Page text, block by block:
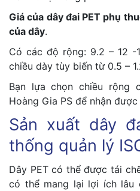
Giá của dây đai PET phụ
của dây.
Có các độ rộng: 9.2 – 12 -
chiều dày tùy biến từ 0.5 –
Bạn lựa chọn chiều rộng
Hoàng Gia PS để nhận
Sản xuất dây
thống quản lý
Dây PET có thể được tái
có thể mang lại lợi ích lâu